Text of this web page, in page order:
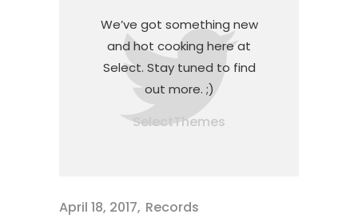
We’ve got something new
and hot cooking here at
Select. Stay tuned to find
out more. ;)
SelectThemes
April 18, 2017 Records